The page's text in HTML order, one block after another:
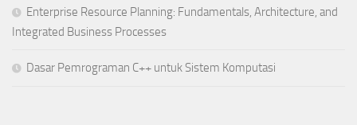
Enterprise Resource Planning: Fundamentals, Architecture, and
Integrated Business Processes
Dasar Pemrograman C++ untuk Sistem Komputasi